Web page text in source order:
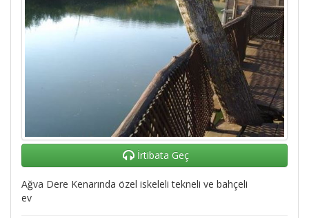
İrtibata Geç
Ağva Dere Kenarında özel iskeleli tekneli ve bahçeli
ev